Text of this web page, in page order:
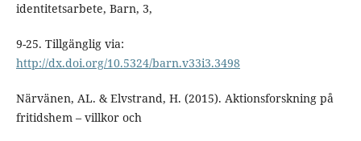
identitetsarbete, Barn, 3,
9-25. Tillgänglig via:
http://dx.doi.org/10.5324/barn.v33i3.3498
Närvänen, AL. & Elvstrand, H. (2015). Aktionsforskning på
fritidshem – villkor och